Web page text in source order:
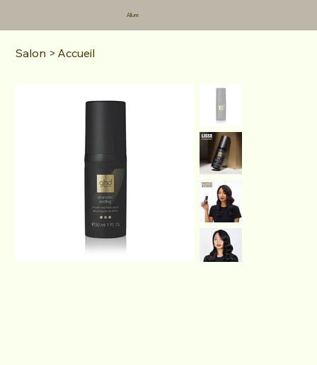
Allure
Salon > Accueil